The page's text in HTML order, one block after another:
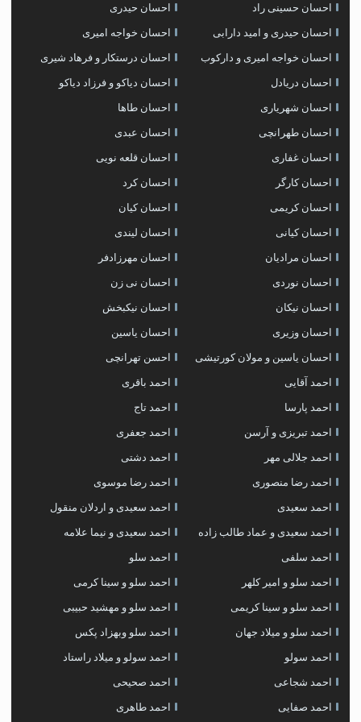
احسان حسینی راد احسان حیدری
احسان حیدری و امید دارابی احسان خواجه امیری
احسان خواجه امیری و دارکوب احسان درستكار و فرهاد شيرى
احسان دریادل احسان دیاکو و فرزاد دیاکو
احسان شهریاری احسان طاها
احسان طهرانچی احسان عبدی
احسان غفاری احسان قلعه نویی
احسان کارگر احسان کرد
احسان کریمی احسان کیان
احسان کیانی احسان لیندی
احسان مرادیان احسان مهرزادفر
احسان نوردی احسان نی زن
احسان نیکان احسان نیکبخش
احسان وزیری احسان یاسین
احسان یاسین و مولان کورتیشی احسن تهرانچی
احمد آقایی احمد باقری
احمد پارسا احمد تاج
احمد تبریزی و آرسن احمد جعفری
احمد جلالی مهر احمد دشتی
احمد رضا منصوری احمد رضا موسوی
احمد سعیدی احمد سعیدی و اردلان منقول
احمد سعیدی و عماد طالب زاده احمد سعیدی و نیما علامه
احمد سلفی احمد سلو
احمد سلو و امیر کلهر احمد سلو و سینا کرمی
احمد سلو و سینا کریمی احمد سلو و مهشید حبیبی
احمد سلو و میلاد جهان احمد سلو وبهزاد پکس
احمد سولو احمد سولو و میلاد راستاد
احمد شجاعی احمد صحیحی
احمد صفایی احمد طاهری